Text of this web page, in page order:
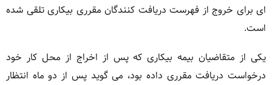
ای برای خروج از فهرست دریافت کنندگان مقرری بیکاری تلقی شده
است.
یکی از متقاضیان بیمه بیکاری که پس از اخراج از محل کار خود
درخواست دریافت مقرری داده بود، می گوید پس از دو ماه انتظار